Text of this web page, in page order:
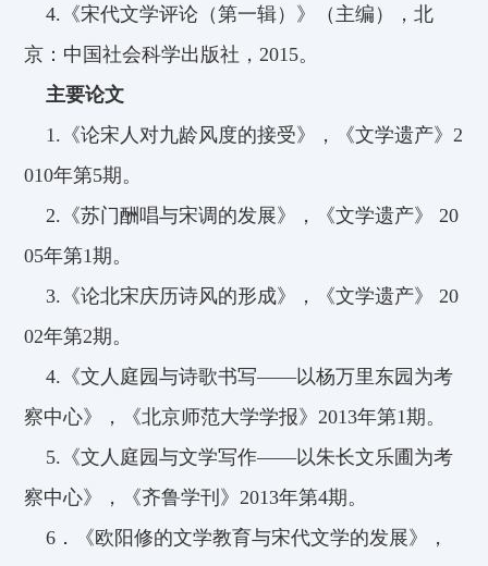
4. 《宋代文学评论（第一辑）》（主编），北
京：中国社会科学出版社，2015。
主要论文
1. 《论宋人对九龄风度的接受》，《文学遗产》2
010年第5期。
2. 《苏门酬唱与宋调的发展》，《文学遗产》 20
05年第1期。
3. 《论北宋庆历诗风的形成》，《文学遗产》 20
02年第2期。
4. 《文人庭园与诗歌书写——以杨万里东园为考
察中心》，《北京师范大学学报》2013年第1期。
5. 《文人庭园与文学写作——以朱长文乐圃为考
察中心》，《齐鲁学刊》2013年第4期。
6 ．《欧阳修的文学教育与宋代文学的发展》，